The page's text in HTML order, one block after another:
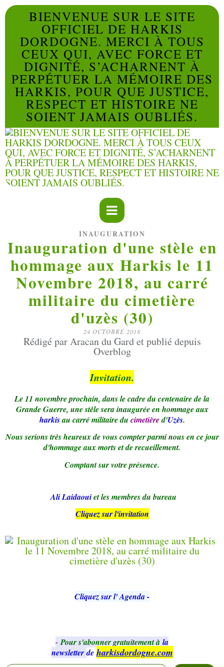
BIENVENUE SUR LE SITE
OFFICIEL DE HARKIS
DORDOGNE. MERCI À TOUS
CEUX QUI, AVEC FORCE ET
DIGNITÉ, S’ACHARNENT À
PERPÉTUER LA MÉMOIRE DES
HARKIS, POUR QUE JUSTICE,
RESPECT ET HISTOIRE NE
SOIENT JAMAIS OUBLIÉS.
INAUGURATION
Inauguration d'une stèle en
hommage aux Harkis le 11
Novembre 2018, au carré
militaire du cimetière
d'uzès (30)
24 OCTOBRE 2018
Rédigé par Aracan du Gard et publié depuis
Overblog
Invitation.
Le 11 novembre prochain, dans le cadre du centenaire de la
Grande Guerre, une stèle sera inaugurée en hommage aux
harkisau carré militaire du cimetièred'Uzès.
Nous serions très heureux de vous compter parmi nous en ce jour
d'hommage aux morts et de recueillement.
Comptant sur votre présence.
Ali Laidaouiet les membres du bureau
Cliquez sur l'invitation
Cliquez sur l' Agenda -
- Pour s'abonner gratuitement à la
newsletter de harkisdordogne.com